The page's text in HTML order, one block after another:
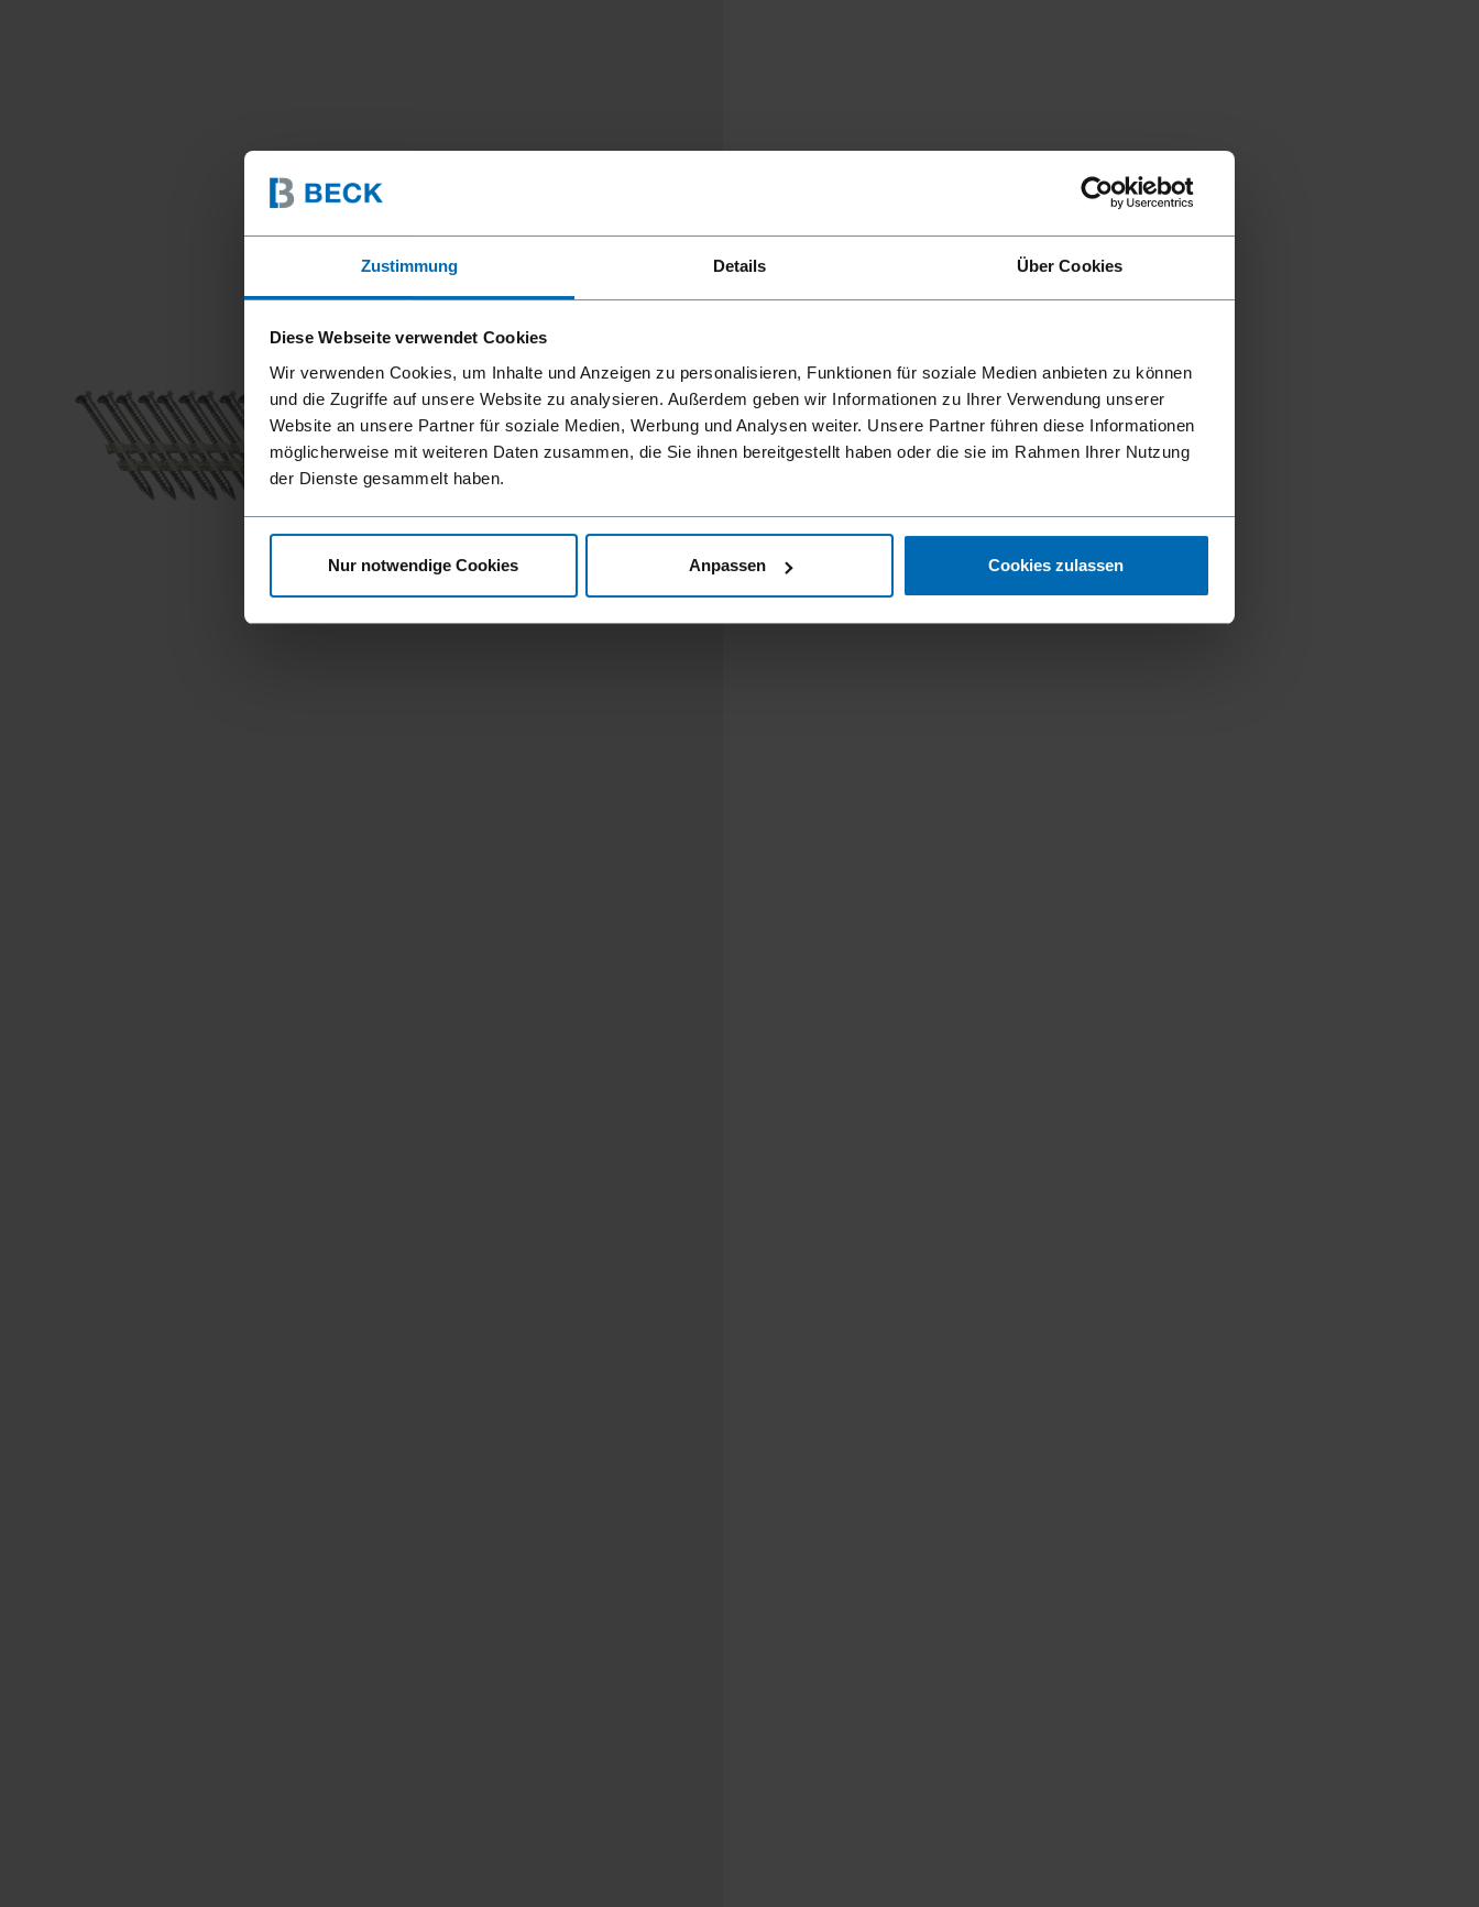
Zustimmung Details Über Cookies
Diese Webseite verwendet Cookies
Wir verwenden Cookies, um Inhalte und Anzeigen zu personalisieren, Funktionen für soziale Medien anbieten zu können
und die Zugriffe auf unsere Website zu analysieren. Außerdem geben wir Informationen zu Ihrer Verwendung unserer
Website an unsere Partner für soziale Medien, Werbung und Analysen weiter. Unsere Partner führen diese Informationen
möglicherweise mit weiteren Daten zusammen, die Sie ihnen bereitgestellt haben oder die sie im Rahmen Ihrer Nutzung
der Dienste gesammelt haben.
Nur notwendige Cookies Anpassen Cookies zulassen